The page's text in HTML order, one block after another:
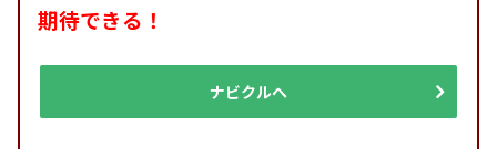
期待できる！
ナビクルへ